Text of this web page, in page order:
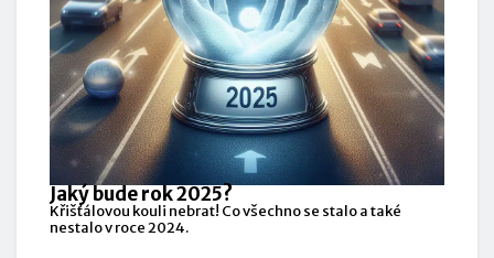
Jaký bude rok 2025?
Křišťálovou kouli nebrat! Co všechno se stalo a také
nestalo v roce 2024.